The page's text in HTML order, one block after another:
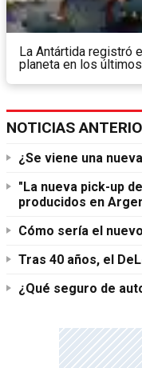
La Antártida registró
planeta en los
NOTICIAS
¿Se viene una
"La nueva pick-up
producidos en
Cómo sería el
Tras 40 años, el
¿Qué seguro de